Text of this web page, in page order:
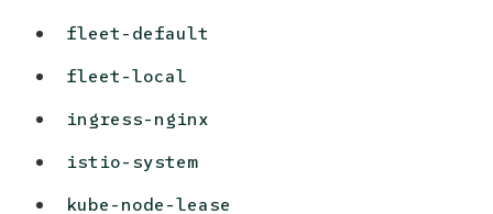
fleet-default
fleet-local
ingress-nginx
istio-system
kube-node-lease